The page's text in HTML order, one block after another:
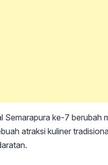
Semarapura ke-7 berubah
atraksi kuliner